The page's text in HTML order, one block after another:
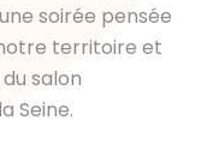
soirée pensée
territoire et
salon
Seine.